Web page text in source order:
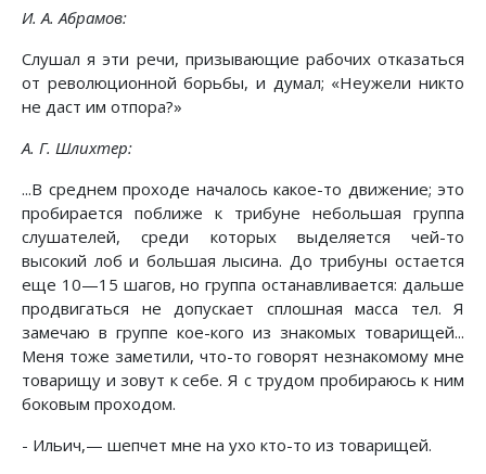
И. А. Абрамов:
Слушал я эти речи, призывающие рабочих отказаться
от революционной борьбы, и думал; «Неужели никто
не даст им отпора?»
А. Г. Шлихтер:
...В среднем проходе началось какое-то движение; это
пробирается поближе к трибуне небольшая группа
слушателей, среди которых выделяется чей-то
высокий лоб и большая лысина. До трибуны остается
еще 10—15 шагов, но группа останавливается: дальше
продвигаться не допускает сплошная масса тел. Я
замечаю в группе кое-кого из знакомых товарищей...
Меня тоже заметили, что-то говорят незнакомому мне
товарищу и зовут к себе. Я с трудом пробираюсь к ним
боковым проходом.
- Ильич,— шепчет мне на ухо кто-то из товарищей.